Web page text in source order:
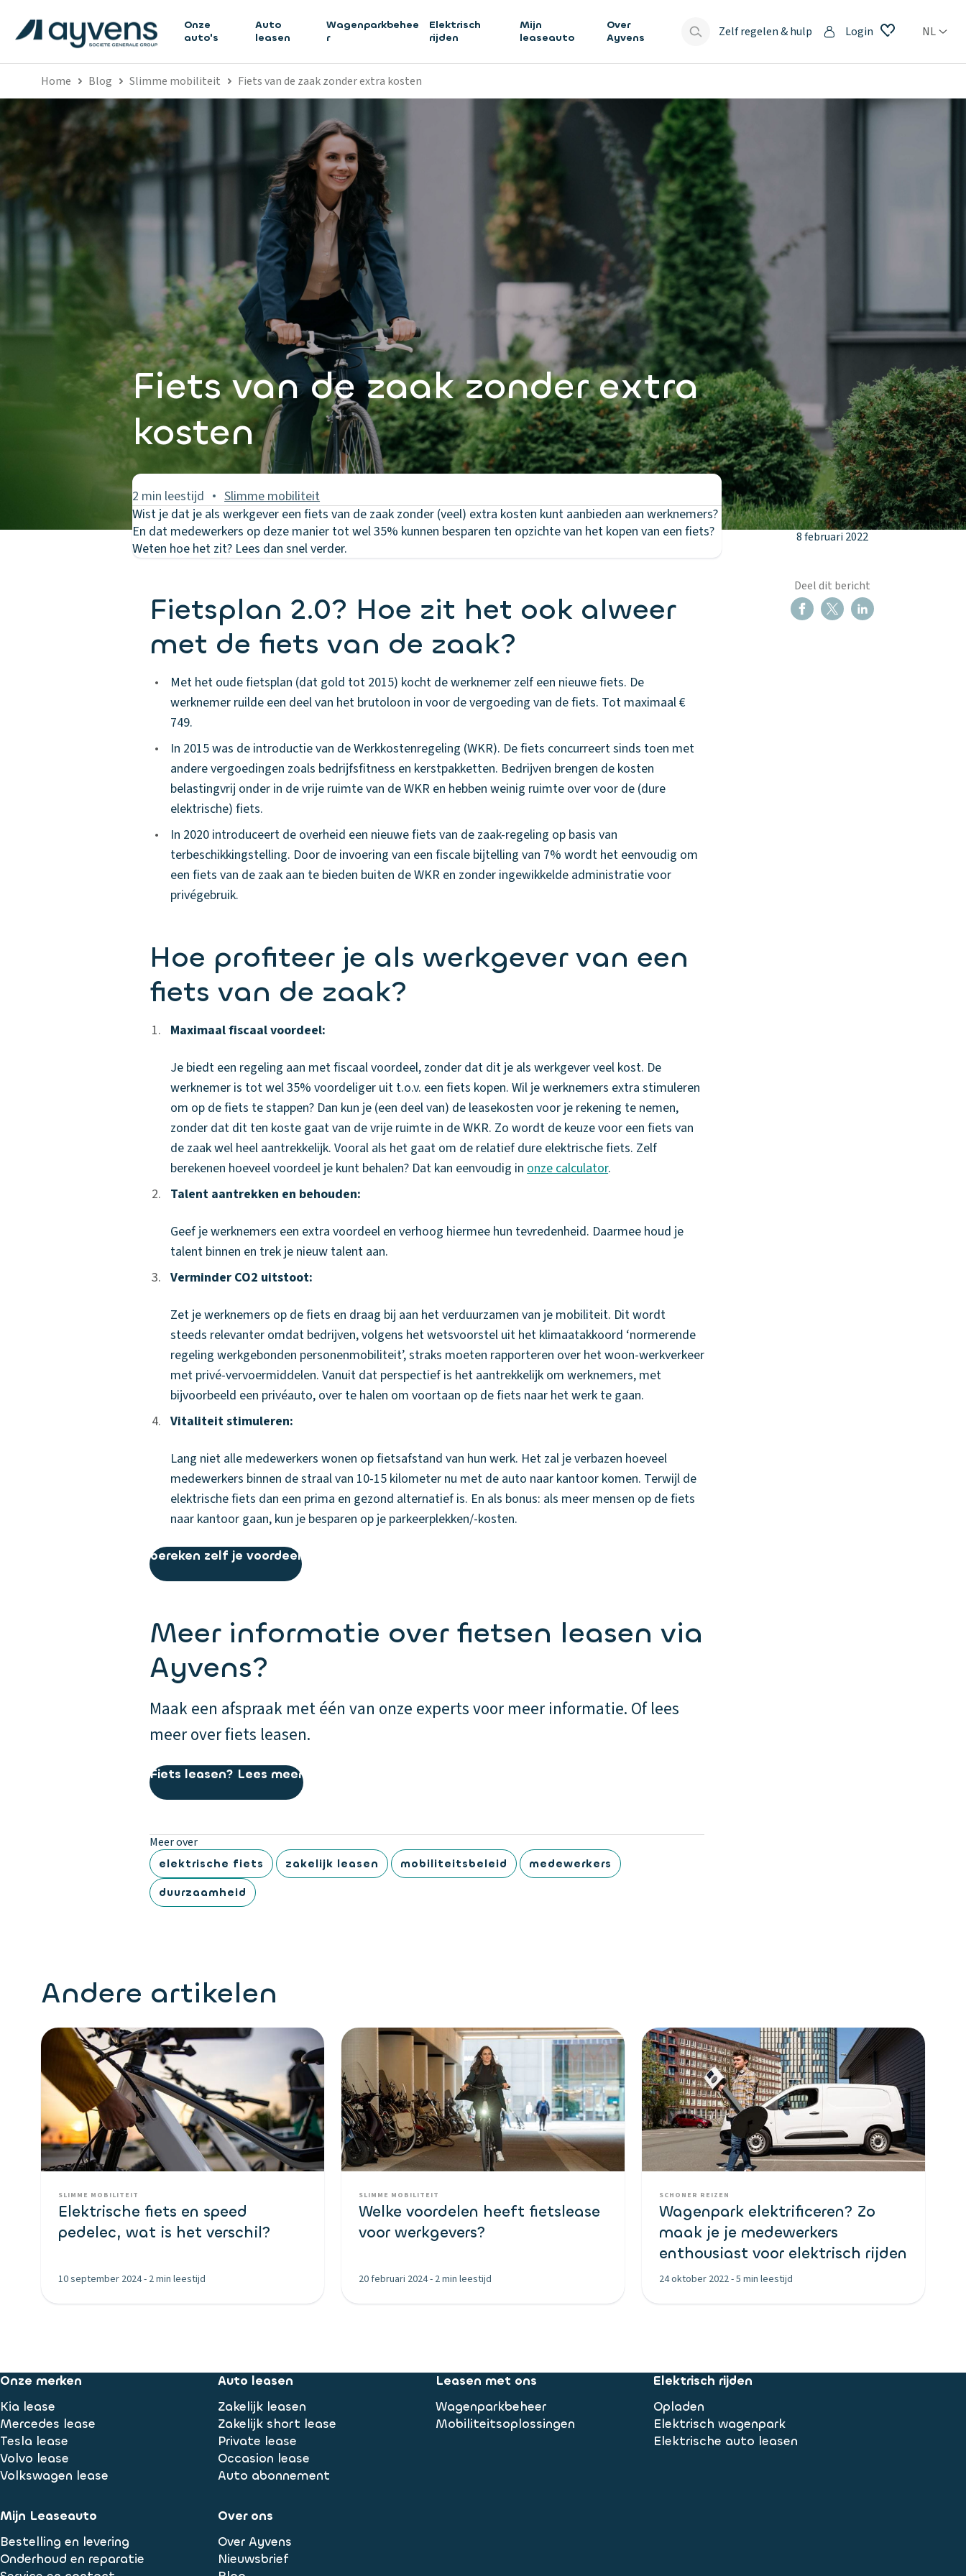
Onze
auto's
Auto
leasen
Wagenparkbehee
r
Elektrisch
rijden
Mijn
leaseauto
Over
Ayvens
Zelf regelen & hulp Login NL
Home Blog Slimme mobiliteit Fiets van de zaak zonder extra kosten
Fiets van de zaak zonder extra
kosten
2 min leestijd
Slimme mobiliteit
Wist je dat je als werkgever een fiets van de zaak zonder (veel) extra kosten kunt aanbieden aan werknemers?
En dat medewerkers op deze manier tot wel 35% kunnen besparen ten opzichte van het kopen van een fiets?
Weten hoe het zit? Lees dan snel verder.
Fietsplan 2.0? Hoe zit het ook alweer
met de fiets van de zaak?
•
Met het oude fietsplan (dat gold tot 2015) kocht de werknemer zelf een nieuwe fiets. De
werknemer ruilde een deel van het brutoloon in voor de vergoeding van de fiets. Tot maximaal €
749.
•
In 2015 was de introductie van de Werkkostenregeling (WKR). De fiets concurreert sinds toen met
andere vergoedingen zoals bedrijfsfitness en kerstpakketten. Bedrijven brengen de kosten
belastingvrij onder in de vrije ruimte van de WKR en hebben weinig ruimte over voor de (dure
elektrische) fiets.
•
In 2020 introduceert de overheid een nieuwe fiets van de zaak-regeling op basis van
terbeschikkingstelling. Door de invoering van een fiscale bijtelling van 7% wordt het eenvoudig om
een fiets van de zaak aan te bieden buiten de WKR en zonder ingewikkelde administratie voor
privégebruik.
Hoe profiteer je als werkgever van een
fiets van de zaak?
1.
1. Maximaal fiscaal voordeel:
Je biedt een regeling aan met fiscaal voordeel, zonder dat dit je als werkgever veel kost. De
werknemer is tot wel 35% voordeliger uit t.o.v. een fiets kopen. Wil je werknemers extra stimuleren
om op de fiets te stappen? Dan kun je (een deel van) de leasekosten voor je rekening te nemen,
zonder dat dit ten koste gaat van de vrije ruimte in de WKR. Zo wordt de keuze voor een fiets van
de zaak wel heel aantrekkelijk. Vooral als het gaat om de relatief dure elektrische fiets. Zelf
berekenen hoeveel voordeel je kunt behalen? Dat kan eenvoudig inonze calculator.
2.
2. Talent aantrekken en behouden:
Geef je werknemers een extra voordeel en verhoog hiermee hun tevredenheid. Daarmee houd je
talent binnen en trek je nieuw talent aan.
3.
3. Verminder CO2 uitstoot:
Zet je werknemers op de fiets en draag bij aan het verduurzamen van je mobiliteit. Dit wordt
steeds relevanter omdat bedrijven, volgens het wetsvoorstel uit het klimaatakkoord ‘normerende
regeling werkgebonden personenmobiliteit’, straks moeten rapporteren over het woon-werkverkeer
met privé-vervoermiddelen. Vanuit dat perspectief is het aantrekkelijk om werknemers, met
bijvoorbeeld een privéauto, over te halen om voortaan op de fiets naar het werk te gaan.
4.
4. Vitaliteit stimuleren:
Lang niet alle medewerkers wonen op fietsafstand van hun werk. Het zal je verbazen hoeveel
medewerkers binnen de straal van 10-15 kilometer nu met de auto naar kantoor komen. Terwijl de
elektrische fiets dan een prima en gezond alternatief is. En als bonus: als meer mensen op de fiets
naar kantoor gaan, kun je besparen op je parkeerplekken/-kosten.
bereken zelf je voordeel
Meer informatie over fietsen leasen via
Ayvens?
Maak een afspraak met één van onze experts voor meer informatie. Of lees
meer over fiets leasen.
Fiets leasen? Lees meer
Meer over
elektrische fiets zakelijk leasen mobiliteitsbeleid
medewerkers
duurzaamheid
8 februari 2022
Deel dit bericht
Andere artikelen
SLIMME MOBILITEIT
Elektrische fiets en speed
pedelec, wat is het verschil?
10 september 2024- 2 min leestijd
SLIMME MOBILITEIT
Welke voordelen heeft fietslease
voor werkgevers?
20 februari 2024- 2 min leestijd
SCHONER REIZEN
Wagenpark elektrificeren? Zo
maak je je medewerkers
enthousiast voor elektrisch rijden
24 oktober 2022-5 min leestijd
Onze merken
Kia lease
Mercedes lease
Tesla lease
Volvo lease
Volkswagen lease
Auto leasen
Zakelijk leasen
Zakelijk short lease
Private lease
Occasion lease
Auto abonnement
Leasen met ons
Wagenparkbeheer
Mobiliteitsoplossingen
Elektrisch rijden
Opladen
Elektrisch wagenpark
Elektrische auto leasen
Mijn Leaseauto
Bestelling en levering
Onderhoud en reparatie
Over ons
Over Ayvens
Nieuwsbrief